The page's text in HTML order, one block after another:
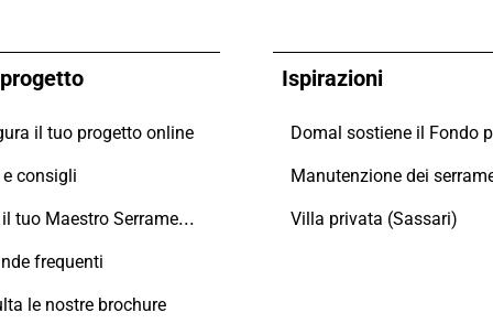
il tuo progetto online
e consigli
Trova il tuo Maestro Serramentista Domal
frequenti
le nostre brochure
Ispirazioni
Villa privata (Sassari)